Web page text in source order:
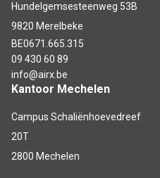
Hundelgemsesteenweg 53B
9820 Merelbeke
BE0671.665.315
09 430 60 89
info@airx.be
Kantoor Mechelen
Campus Schaliënhoevedreef
20T
2800 Mechelen